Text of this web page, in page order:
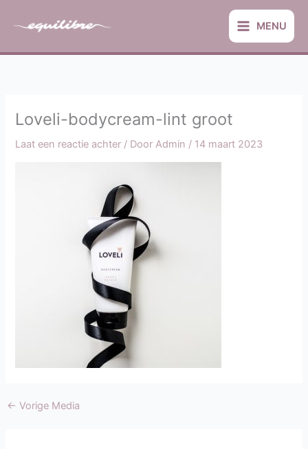
naar
inhoud
MENU
Loveli-bodycream-lint groot
Laat een reactie achter / DoorAdmin / 14 maart 2023
← Vorige Media